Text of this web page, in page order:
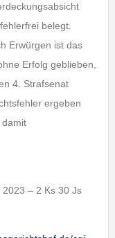
belegt.
Erwürgen ist das
Erfolg geblieben,
4. Strafsenat
ergeben
damit
– 2 Ks 30 Js